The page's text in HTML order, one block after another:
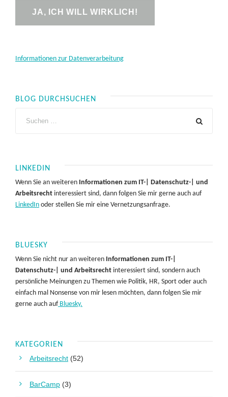
Informationen zur Datenverarbeitung
BLOG DURCHSUCHEN
LINKEDIN
Wenn Sie an weiteren Informationen zum IT-| Datenschutz-| und
Arbeitsrecht interessiert sind, dann folgen Sie mir gerne auch auf
LinkedIn oder stellen Sie mir eine Vernetzungsanfrage.
BLUESKY
Wenn Sie nicht nur an weiteren Informationen zum IT-|
Datenschutz-| und Arbeitsrecht interessiert sind, sondern auch
persönliche Meinungen zu Themen wie Politik, HR, Sport oder auch
einfach mal Nonsense von mir lesen möchten, dann folgen Sie mir
gerne auch aufBluesky.
KATEGORIEN
Arbeitsrecht (52)
BarCamp (3)